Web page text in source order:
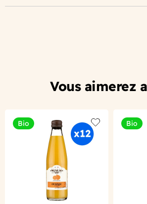
Vous aimerez
Bio
Add to wishlist
Bio